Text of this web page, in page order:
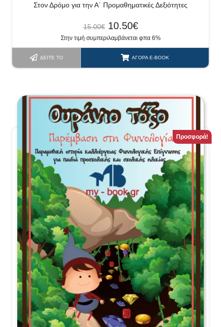
Στον Δρόμο για την Α΄ Προμαθηματικές Δεξιότητες
15.00€ 10.50€
Στην τιμή συμπεριλαμβάνεται φπα 6%
ΔΕΊΤΕ ΤΟ ΑΓΟΡΆ E-BOOK
Προσφορά!